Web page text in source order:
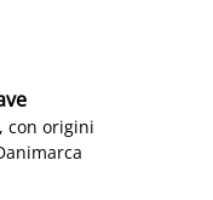
con origini